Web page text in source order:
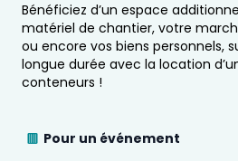
Bénéficiez d’un espace
matériel de chantier, votre
ou encore vos biens personnels,
longue durée avec la location
conteneurs !
Pour un événement